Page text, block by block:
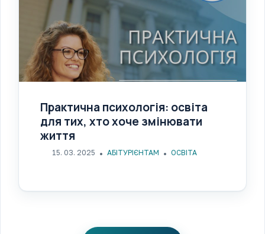
Практична психологія: освіта
для тих, хто хоче змінювати
життя
15. 03. 2025 АБІТУРІЄНТАМ ОСВІТА